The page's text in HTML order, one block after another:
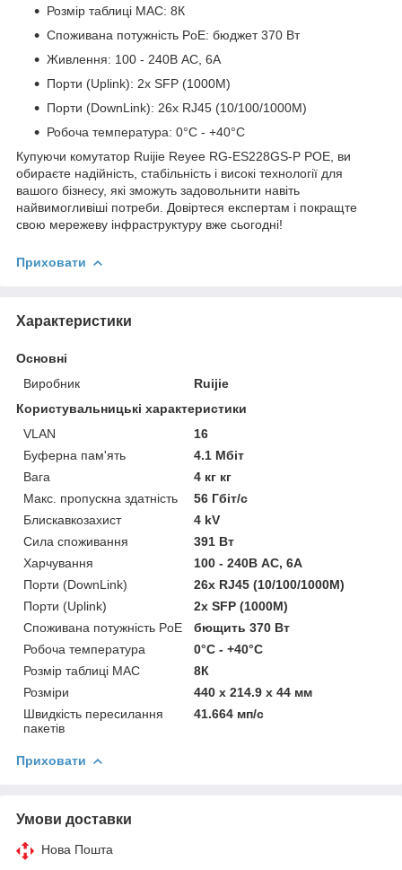
Розмір таблиці MAC: 8К
Споживана потужність PoE: бюджет 370 Вт
Живлення: 100 - 240В AC, 6A
Порти (Uplink): 2x SFP (1000M)
Порти (DownLink): 26x RJ45 (10/100/1000M)
Робоча температура: 0°C - +40°C
Купуючи комутатор Ruijie Reyee RG-ES228GS-P POE, ви
обираєте надійність, стабільність і високі технології для
вашого бізнесу, які зможуть задовольнити навіть
найвимогливіші потреби. Довіртеся експертам і покращте
свою мережеву інфраструктуру вже сьогодні!
Приховати
Характеристики
Основні
Виробник
Ruijie
Користувальницькі характеристики
VLAN
16
Буферна пам'ять
4.1 Мбіт
Вага
4 кг кг
Макс. пропускна здатність
56 Гбіт/с
Блискавкозахист
4 kV
Сила споживання
391 Вт
Харчування
100 - 240В AC, 6A
Порти (DownLink)
26x RJ45 (10/100/1000M)
Порти (Uplink)
2x SFP (1000M)
Споживана потужність PoE
бющить 370 Вт
Робоча температура
0°C - +40°C
Розмір таблиці MAC
8К
Розміри
440 x 214.9 x 44 мм
Швидкість пересилання
пакетів
41.664 мп/с
Приховати
Умови доставки
Нова Пошта